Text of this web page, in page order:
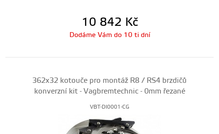
10 842 Kč
Dodáme Vám do 10 ti dní
362x32 kotouče pro montáž R8 / RS4 brzdičů
konverzní kit - Vagbremtechnic - 0mm řezané
VBT-DI0001-CG